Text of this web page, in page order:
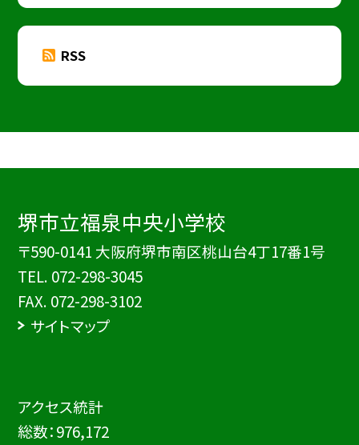
RSS
堺市立福泉中央小学校
〒590-0141 大阪府堺市南区桃山台4丁17番1号
TEL. 072-298-3045
FAX. 072-298-3102
サイトマップ
アクセス統計
総数：976,172